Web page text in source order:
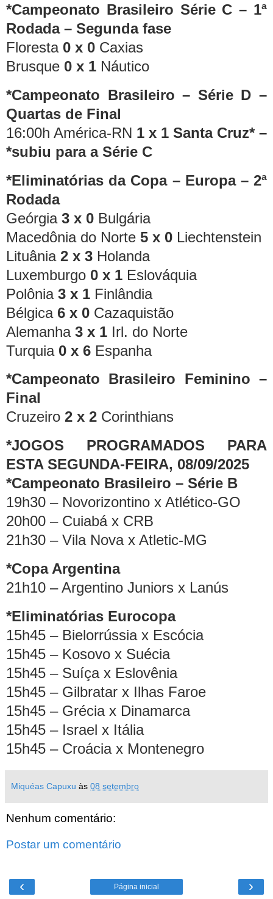
*Campeonato Brasileiro Série C – 1ª
Rodada – Segunda fase
Floresta 0 x 0 Caxias
Brusque 0 x 1 Náutico
*Campeonato Brasileiro – Série D –
Quartas de Final
16:00h América-RN 1 x 1 Santa Cruz* –
*subiu para a Série C
*Eliminatórias da Copa – Europa – 2ª
Rodada
Geórgia 3 x 0 Bulgária
Macedônia do Norte 5 x 0 Liechtenstein
Lituânia 2 x 3 Holanda
Luxemburgo 0 x 1 Eslováquia
Polônia 3 x 1 Finlândia
Bélgica 6 x 0 Cazaquistão
Alemanha 3 x 1 Irl. do Norte
Turquia 0 x 6 Espanha
*Campeonato Brasileiro Feminino –
Final
Cruzeiro 2 x 2 Corinthians
*JOGOS PROGRAMADOS PARA
ESTA SEGUNDA-FEIRA, 08/09/2025
*Campeonato Brasileiro – Série B
19h30 – Novorizontino x Atlético-GO
20h00 – Cuiabá x CRB
21h30 – Vila Nova x Atletic-MG
*Copa Argentina
21h10 – Argentino Juniors x Lanús
*Eliminatórias Eurocopa
15h45 – Bielorrússia x Escócia
15h45 – Kosovo x Suécia
15h45 – Suíça x Eslovênia
15h45 – Gilbratar x Ilhas Faroe
15h45 – Grécia x Dinamarca
15h45 – Israel x Itália
15h45 – Croácia x Montenegro
Miquéas Capuxu às 08 setembro
Nenhum comentário:
Postar um comentário
‹ ›
Página inicial